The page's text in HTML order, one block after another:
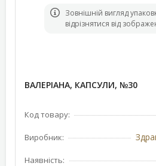
Зовнішній вигляд
відрізнятися від
ВАЛЕРІАНА, КАПСУЛИ, №30
Код товару:
Виробник:
Наявність: